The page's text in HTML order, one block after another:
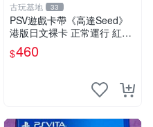
古玩基地 33
PSV遊戲卡帶《高達Seed》
港版日文裸卡 正常運行 紅色
版本 二手嚴選 psv 高達 游戲
卡帶
$460